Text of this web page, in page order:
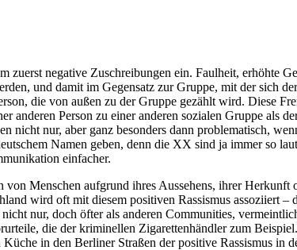
zuerst negative Zuschreibungen ein. Faulheit, erhöhte
und damit im Gegensatz zur Gruppe, mit der sich
die von außen zu der Gruppe gezählt wird. Diese
anderen Person zu einer anderen sozialen Gruppe als
nicht nur, aber ganz besonders dann problematisch,
Namen geben, denn die XX sind ja immer so
einfacher.
Menschen aufgrund ihres Aussehens, ihrer
wird oft mit diesem positiven Rassismus assoziiert
nur, doch öfter als anderen Communities,
die der kriminellen Zigarettenhändler zum
in den Berliner Straßen der positive Rassismus in